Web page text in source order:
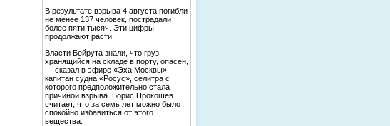
В результате взрыва 4 августа погибли
не менее 137 человек, пострадали
более пяти тысяч. Эти цифры
продолжают расти.
Власти Бейрута знали, что груз,
хранящийся на складе в порту, опасен,
— сказал в эфире «Эха Москвы»
капитан судна «Росус», селитра с
которого предположительно стала
причиной взрыва. Борис Прокошев
считает, что за семь лет можно было
спокойно избавиться от этого
вещества.